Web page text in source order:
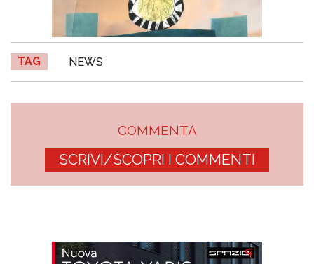
TAG NEWS
COMMENTA
SCRIVI/SCOPRI I COMMENTI